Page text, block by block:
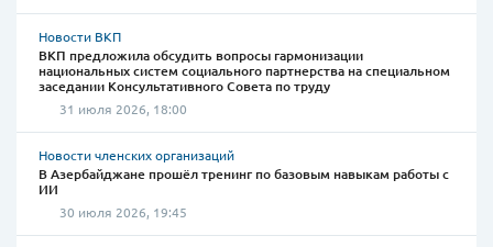
Новости ВКП
ВКП предложила обсудить вопросы гармонизации
национальных систем социального партнерства на специальном
заседании Консультативного Совета по труду
31 июля 2026, 18:00
Новости членских организаций
В Азербайджане прошёл тренинг по базовым навыкам работы с
ИИ
30 июля 2026, 19:45